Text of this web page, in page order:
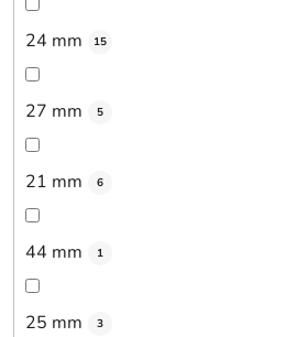
24 mm 15
27 mm 5
21 mm 6
44 mm 1
25 mm 3